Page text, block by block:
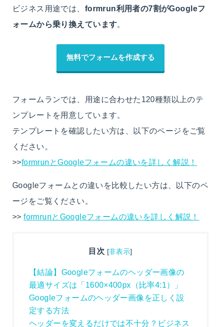
ビジネス用途では、 formrun利用者の7割がGoogleフ
ォームから乗り換えています。
無料でフォームを作成する
フォームランでは、用途に合わせた120種類以上のテ
ンプレートを用意しています。
テンプレートを確認したい方は、以下のページをご覧
ください。
>>formrunとGoogleフォームの違いを詳しく解説！
Googleフォームとの違いを比較したい方は、以下のペ
ージをご覧ください。
>>formrunとGoogleフォームの違いを詳しく解説！
目次 [非表示]
【結論】Googleフォームのヘッダー画像の
最適サイズは「1600×400px（比率4:1）」
Googleフォームのヘッダー画像を正しく設
定する方法
ヘッダーを変えるだけでは不十分？ビジネス